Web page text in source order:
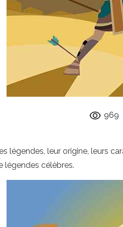
969
légendes, leur origine, leurs
légendes célèbres.